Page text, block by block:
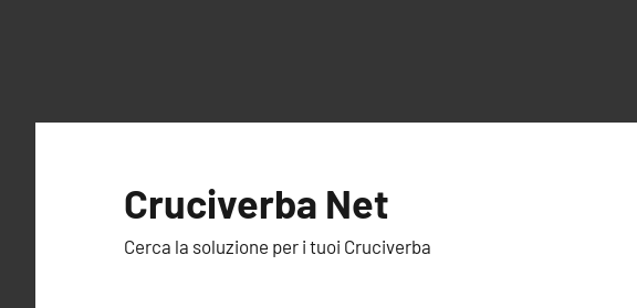
Cruciverba Net
Cerca la soluzione per i tuoi Cruciverba